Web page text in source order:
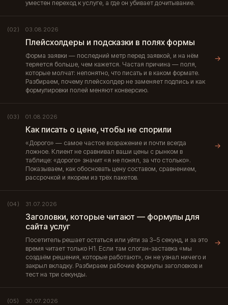
уместен переход к услуге, а где он убивает дочитывание.
(02) 03.08.2026
Плейсхолдеры и подсказки в полях формы
Форма заявки — последний метр перед заявкой, и на нём
теряется больше, чем кажется. Частая причина — поля,
которые молчат: непонятно, что писать и в каком формате.
Разбираем, почему плейсхолдер не заменяет подпись и как
формулировки полей меняют конверсию.
→
(03) 01.08.2026
Как писать о цене, чтобы не спорили
«Дорого» — самое частое возражение и почти всегда
ложное. Клиент не сравнивал ваши цены с рынком в
таблице: «дорого» значит «я не понял, за что столько».
Показываем, как обосновать цену составом, сравнением,
рассрочкой и якорем из трёх пакетов.
→
(04) 31.07.2026
Заголовки, которые читают — формулы для
сайта услуг
Посетитель решает остаться или уйти за 3–5 секунд, и за это
время читает только H1. Если там слоган-заставка «мы
создаём решения, которые работают», он не узнал ничего и
закрыл вкладку. Разбираем рабочие формулы заголовков и
тест на три секунды.
→
(05) 30.07.2026